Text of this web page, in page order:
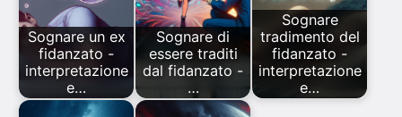
Sognare un ex
fidanzato -
interpretazione
e…
Sognare di
essere traditi
dal fidanzato -
…
Sognare
tradimento del
fidanzato -
interpretazione
e…